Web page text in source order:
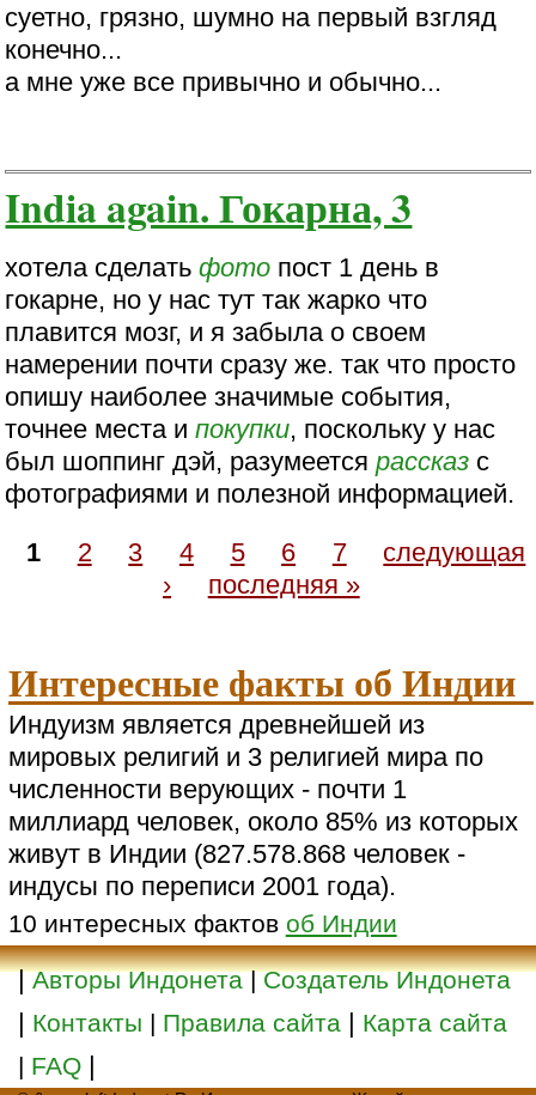
суетно, грязно, шумно на первый взгляд
конечно...
а мне уже все привычно и обычно...
India again. Гокарна, 3
хотела сделатьфото пост 1 день в
гокарне, но у нас тут так жарко что
плавится мозг, и я забыла о своем
намерении почти сразу же. так что просто
опишу наиболее значимые события,
точнее места ипокупки, поскольку у нас
был шоппинг дэй, разумеетсярассказ с
фотографиями и полезной информацией.
1
2 3 4 5 6 7
следующая
›
последняя »
Интересные факты об Индии
Индуизм является древнейшей из
мировых религий и 3 религией мира по
численности верующих - почти 1
миллиард человек, около 85% из которых
живут в Индии (827.578.868 человек -
индусы по переписи 2001 года).
10 интересных фактов об Индии
|Авторы Индонета|Создатель Индонета
Контакты | Правила сайта
Карта сайта
| FAQ